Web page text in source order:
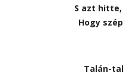
S azt
Hogy
Talán-